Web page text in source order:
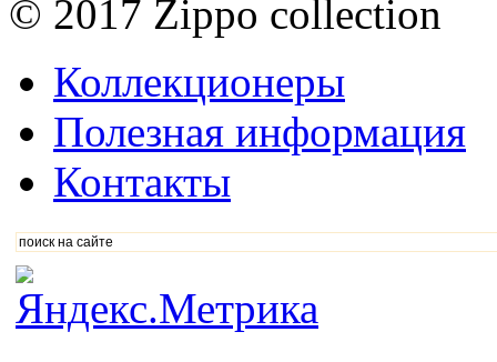
© 2017 Zippo collection
Коллекционеры
Полезная информация
Контакты